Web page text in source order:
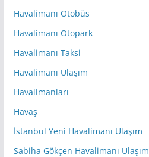
Havalimanı Otobüs
Havalimanı Otopark
Havalimanı Taksi
Havalimanı Ulaşım
Havalimanları
Havaş
İstanbul Yeni Havalimanı Ulaşım
Sabiha Gökçen Havalimanı Ulaşım